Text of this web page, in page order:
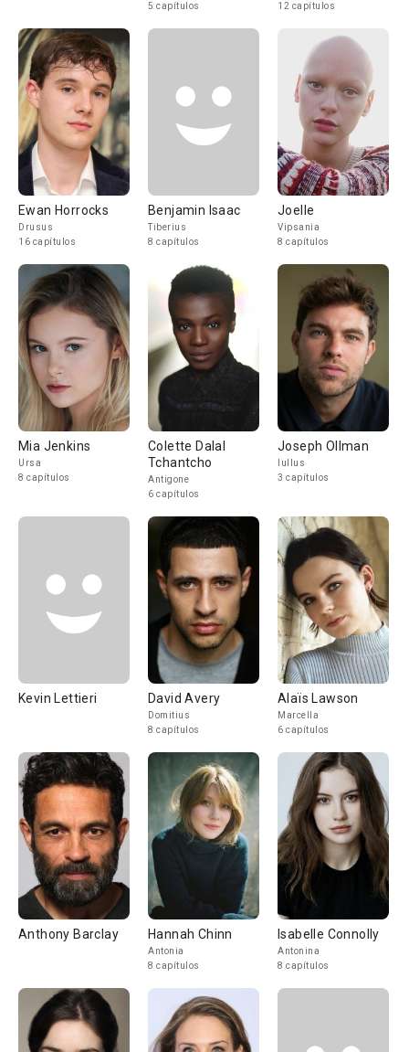
5 capítulos
12 capítulos
Ewan Horrocks
Drusus
16 capítulos
Benjamin Isaac
Tiberius
8 capítulos
Joelle
Vipsania
8 capítulos
Mia Jenkins
Ursa
8 capítulos
Colette Dalal
Tchantcho
Antigone
6 capítulos
Joseph Ollman
Iullus
3 capítulos
Kevin Lettieri David Avery
Domitius
8 capítulos
Alaïs Lawson
Marcella
6 capítulos
Anthony Barclay Hannah Chinn
Antonia
8 capítulos
Isabelle Connolly
Antonina
8 capítulos